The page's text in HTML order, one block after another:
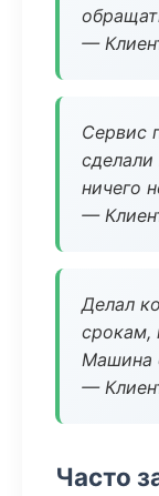
—
Сервис
сделали
ничего
—
Делал
срокам,
Машина
—
Часто